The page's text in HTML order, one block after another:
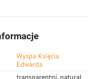
Wyspa Księcia
Edwarda
transparentní, natural